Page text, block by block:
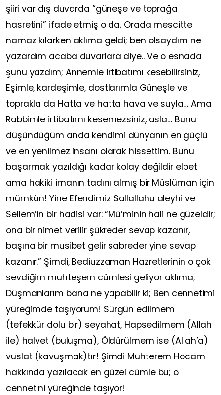
şiiri var dış duvarda “güneşe ve toprağa
hasretini” ifade etmiş o da. Orada mescitte
namaz kılarken aklıma geldi; ben olsaydım ne
yazardım acaba duvarlara diye.. Ve o esnada
şunu yazdım; Annemle irtibatımı kesebilirsiniz,
Eşimle, kardeşimle, dostlarımla Güneşle ve
toprakla da Hatta ve hatta hava ve suyla… Ama
Rabbimle irtibatımı kesemezsiniz, asla… Bunu
düşündüğüm anda kendimi dünyanın en güçlü
ve en yenilmez insanı olarak hissettim. Bunu
başarmak yazıldığı kadar kolay değildir elbet
ama hakiki imanın tadını almış bir Müslüman için
mümkün! Yine Efendimiz Sallallahu aleyhi ve
Sellem’in bir hadisi var: “Mü’minin hali ne güzeldir;
ona bir nimet verilir şükreder sevap kazanır,
başına bir musibet gelir sabreder yine sevap
kazanır.” Şimdi, Bediuzzaman Hazretlerinin o çok
sevdiğim muhteşem cümlesi geliyor aklıma;
Düşmanlarım bana ne yapabilir ki; Ben cennetimi
yüreğimde taşıyorum! Sürgün edilmem
(tefekkür dolu bir) seyahat, Hapsedilmem (Allah
ile) halvet (buluşma), Öldürülmem ise (Allah’a)
vuslat (kavuşmak)tır! Şimdi Muhterem Hocam
hakkında yazılacak en güzel cümle bu; o
cennetini yüreğinde taşıyor!